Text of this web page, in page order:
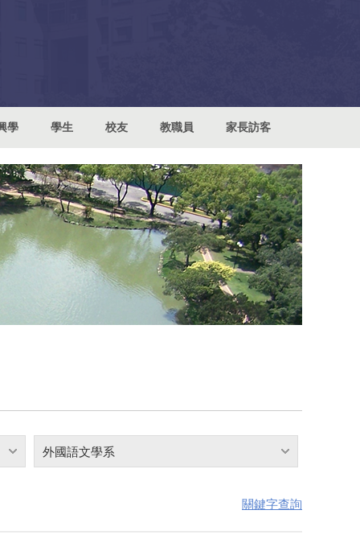
學 學生 校友 教職員 家長訪客
外國語文學系
關鍵字查詢